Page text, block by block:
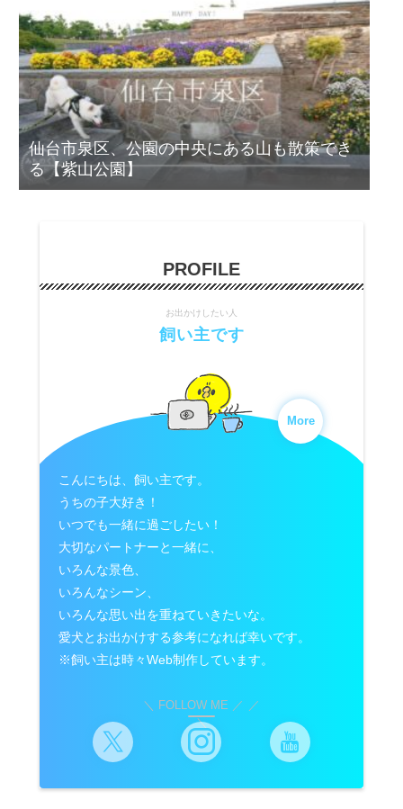
仙台市泉区、公園の中央にある山も散策でき
る【紫山公園】
PROFILE
お出かけしたい人
飼い主です
More
こんにちは、飼い主です。
うちの子大好き！
いつでも一緒に過ごしたい！
大切なパートナーと一緒に、
いろんな景色、
いろんなシーン、
いろんな思い出を重ねていきたいな。
愛犬とお出かけする参考になれば幸いです。
※飼い主は時々Web制作しています。
＼ FOLLOW ME ／